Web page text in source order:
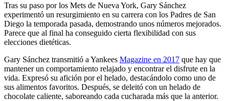
Tras su paso por los Mets de Nueva York, Gary Sánchez
experimentó un resurgimiento en su carrera con los Padres de San
Diego la temporada pasada, demostrando unos números mejorados.
Parece que al final ha conseguido cierta flexibilidad con sus
elecciones dietéticas.
Gary Sánchez transmitió a Yankees Magazine en 2017 que hay que
mantener un comportamiento relajado y encontrar el disfrute en la
vida. Expresó su afición por el helado, destacándolo como uno de
sus alimentos favoritos. Después, se deleitó con un helado de
chocolate caliente, saboreando cada cucharada más que la anterior.